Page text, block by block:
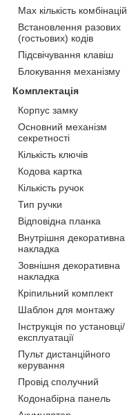
Мах кількість комбінацій
Встановлення разових
(гостьових) кодів
Підсвічування клавіш
Блокування механізму
Комплектація
Корпус замку
Основний механізм
секретності
Кількість ключів
Кодова картка
Кількість ручок
Тип ручки
Відповідна планка
Внутрішня декоративна
накладка
Зовнішня декоративна
накладка
Кріпильний комплект
Шаблон для монтажу
Інструкція по установці/
експлуатації
Пульт дистанційного
керування
Провід сполучний
Кодонабірна панель